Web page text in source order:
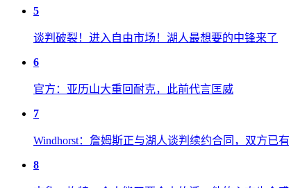
5
谈判破裂！进入自由市场！湖人最想要的中锋来了
6
官方：亚历山大重回耐克，此前代言匡威
7
Windhorst：詹姆斯正与湖人谈判续约合同，双方已
8